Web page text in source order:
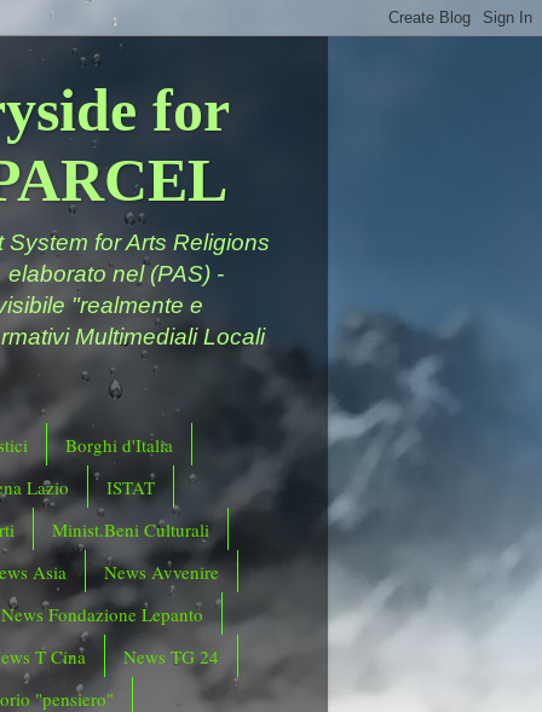
for
for Arts Religions
nel (PAS) -
"realmente e
Multimediali Locali
Borghi d'Italia
Lazio
ISTAT
Minist.Beni Culturali
Asia
News Avvenire
News Fondazione Lepanto
T Cina
News TG 24
"pensiero"